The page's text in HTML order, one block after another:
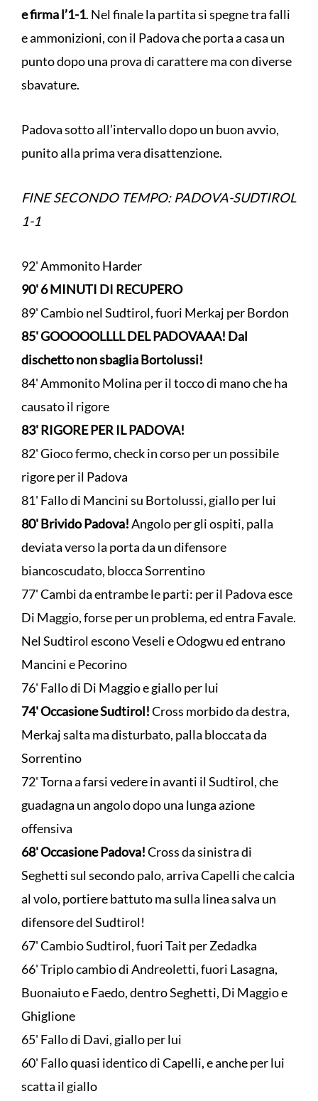
e firma l’1-1. Nel finale la partita si spegne tra falli
e ammonizioni, con il Padova che porta a casa un
punto dopo una prova di carattere ma con diverse
sbavature.
Padova sotto all’intervallo dopo un buon avvio,
punito alla prima vera disattenzione.
FINE SECONDO TEMPO: PADOVA-SUDTIROL
1-1
92' Ammonito Harder
90' 6 MINUTI DI RECUPERO
89' Cambio nel Sudtirol, fuori Merkaj per Bordon
85' GOOOOOLLLL DEL PADOVAAA! Dal
dischetto non sbaglia Bortolussi!
84' Ammonito Molina per il tocco di mano che ha
causato il rigore
83' RIGORE PER IL PADOVA!
82' Gioco fermo, check in corso per un possibile
rigore per il Padova
81' Fallo di Mancini su Bortolussi, giallo per lui
80' Brivido Padova!Angolo per gli ospiti, palla
deviata verso la porta da un difensore
biancoscudato, blocca Sorrentino
77' Cambi da entrambe le parti: per il Padova esce
Di Maggio, forse per un problema, ed entra Favale.
Nel Sudtirol escono Veseli e Odogwu ed entrano
Mancini e Pecorino
76' Fallo di Di Maggio e giallo per lui
74' Occasione Sudtirol!Cross morbido da destra,
Merkaj salta ma disturbato, palla bloccata da
Sorrentino
72' Torna a farsi vedere in avanti il Sudtirol, che
guadagna un angolo dopo una lunga azione
offensiva
68' Occasione Padova!Cross da sinistra di
Seghetti sul secondo palo, arriva Capelli che calcia
al volo, portiere battuto ma sulla linea salva un
difensore del Sudtirol!
67' Cambio Sudtirol, fuori Tait per Zedadka
66' Triplo cambio di Andreoletti, fuori Lasagna,
Buonaiuto e Faedo, dentro Seghetti, Di Maggio e
Ghiglione
65' Fallo di Davi, giallo per lui
60' Fallo quasi identico di Capelli, e anche per lui
scatta il giallo